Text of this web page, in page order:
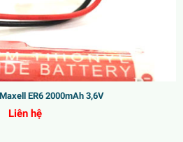
ER6 2000mAh 3,6V
Liên hệ